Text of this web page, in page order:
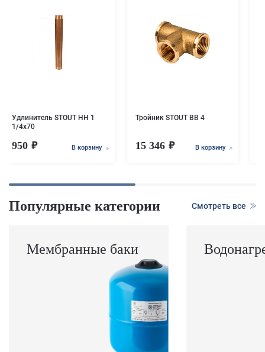
Удлинитель STOUT НН 1
1/4x70
950 В корзину
Тройник STOUT ВВ 4
15 346 В корзину
Популярные категории Смотреть все
Мембранные баки